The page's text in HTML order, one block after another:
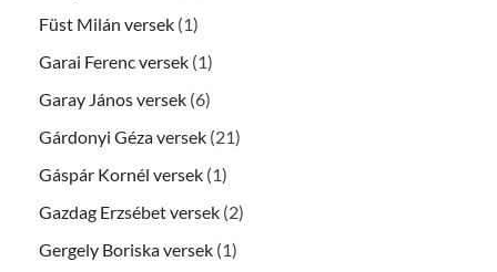
Füst Milán versek (1)
Garai Ferenc versek (1)
Garay János versek (6)
Gárdonyi Géza versek (21)
Gáspár Kornél versek (1)
Gazdag Erzsébet versek (2)
Gergely Boriska versek (1)